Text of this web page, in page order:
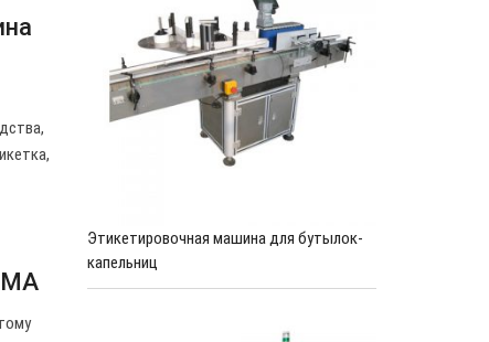
Этикетировочная машина для бутылок-
капельниц